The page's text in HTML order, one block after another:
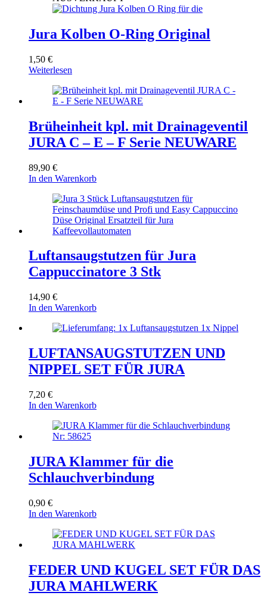
Jura Kolben O-Ring Original
1,50 €
Weiterlesen
Brüheinheit kpl. mit Drainageventil
JURA C – E – F Serie NEUWARE
89,90 €
In den Warenkorb
Luftansaugstutzen für Jura
Cappuccinatore 3 Stk
14,90 €
In den Warenkorb
LUFTANSAUGSTUTZEN UND
NIPPEL SET FÜR JURA
7,20 €
In den Warenkorb
JURA Klammer für die
Schlauchverbindung
0,90 €
In den Warenkorb
FEDER UND KUGEL SET FÜR DAS
JURA MAHLWERK